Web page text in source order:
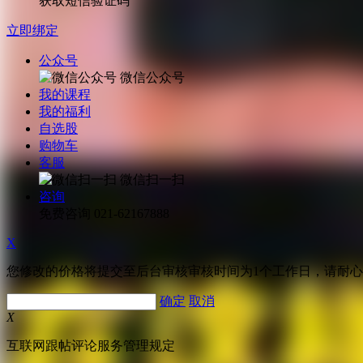
立即绑定
公众号
微信公众号
我的课程
我的福利
自选股
购物车
客服
微信扫一扫
咨询
X
您修改的价格将提交至后台审核审核时间为1个工作日，请耐
确定 取消
X
互联网跟帖评论服务管理规定